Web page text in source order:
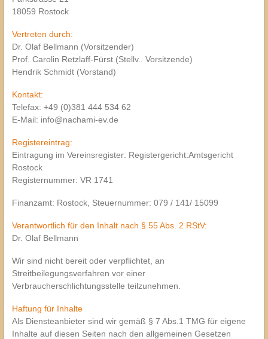
18059 Rostock
Vertreten durch:
Dr. Olaf Bellmann (Vorsitzender)
Prof. Carolin Retzlaff-Fürst (Stellv.. Vorsitzende)
Hendrik Schmidt (Vorstand)
Kontakt:
Telefax: +49 (0)381 444 534 62
E-Mail: info@nachami-ev.de
Registereintrag:
Eintragung im Vereinsregister: Registergericht:Amtsgericht
Rostock
Registernummer: VR 1741
Finanzamt: Rostock, Steuernummer: 079 / 141/ 15099
Verantwortlich für den Inhalt nach § 55 Abs. 2 RStV:
Dr. Olaf Bellmann
Wir sind nicht bereit oder verpflichtet, an
Streitbeilegungsverfahren vor einer
Verbraucherschlichtungsstelle teilzunehmen.
Haftung für Inhalte
Als Diensteanbieter sind wir gemäß § 7 Abs.1 TMG für eigene
Inhalte auf diesen Seiten nach den allgemeinen Gesetzen